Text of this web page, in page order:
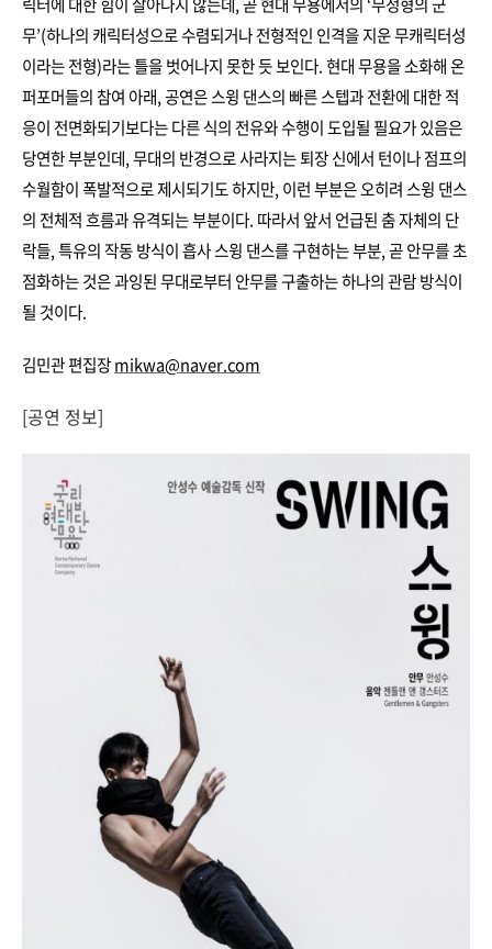
무’(하나의 캐릭터성으로 수렴되거나 전형적인 인격을 지운 무캐릭터성
이라는 전형)라는 틀을 벗어나지 못한 듯 보인다. 현대 무용을 소화해 온
퍼포머들의 참여 아래, 공연은 스윙 댄스의 빠른 스텝과 전환에 대한 적
응이 전면화되기보다는 다른 식의 전유와 수행이 도입될 필요가 있음은
당연한 부분인데, 무대의 반경으로 사라지는 퇴장 신에서 턴이나 점프의
수월함이 폭발적으로 제시되기도 하지만, 이런 부분은 오히려 스윙 댄스
의 전체적 흐름과 유격되는 부분이다. 따라서 앞서 언급된 춤 자체의 단
락들, 특유의 작동 방식이 흡사 스윙 댄스를 구현하는 부분, 곧 안무를 초
점화하는 것은 과잉된 무대로부터 안무를 구출하는 하나의 관람 방식이
될 것이다.
김민관 편집장mikwa@naver.com
[공연 정보]